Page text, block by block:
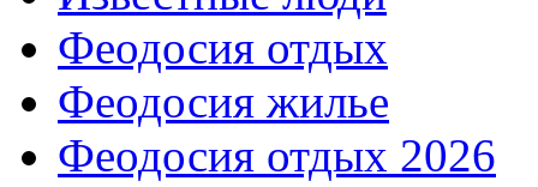
Феодосия отдых
Феодосия жилье
Феодосия отдых 2026